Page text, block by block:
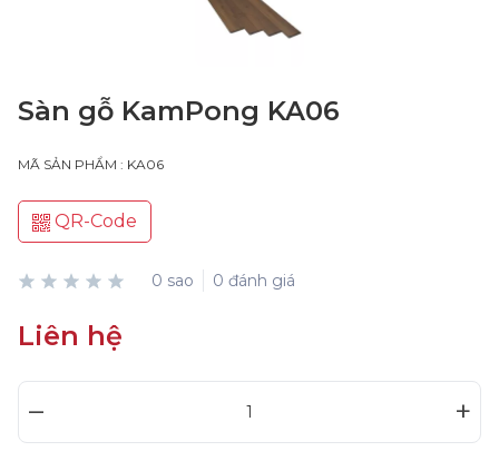
Sàn gỗ KamPong KA06
MÃ SẢN PHẨM : KA06
QR-Code
0 sao 0 đánh giá
Liên hệ
– +